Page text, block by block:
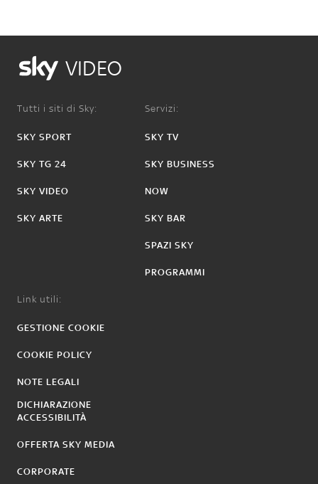
VIDEO
Tutti i siti di Sky:
SKY SPORT
SKY TG 24
SKY VIDEO
SKY ARTE
Servizi:
SKY TV
SKY BUSINESS
NOW
SKY BAR
SPAZI SKY
PROGRAMMI
Link utili:
GESTIONE COOKIE
COOKIE POLICY
NOTE LEGALI
DICHIARAZIONE
ACCESSIBILITÀ
OFFERTA SKY MEDIA
CORPORATE